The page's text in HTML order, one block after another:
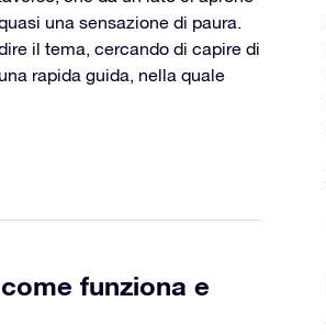
una sensazione di paura.
il tema, cercando di capire di
rapida guida, nella quale
funziona e